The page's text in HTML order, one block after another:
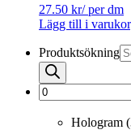
27.50 kr/ per dm
Lägg till i
Produktsökning
Hologram